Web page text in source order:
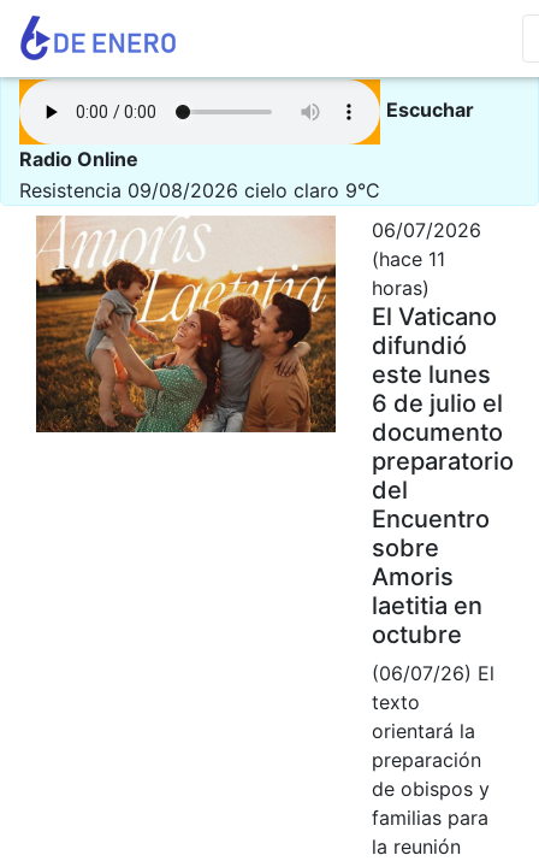
Escuchar
Radio Online
Resistencia 09/08/2026 cielo claro 9°C
06/07/2026
(hace 11
horas)
El Vaticano
difundió
este lunes
6 de julio el
documento
preparatorio
del
Encuentro
sobre
Amoris
laetitia en
octubre
(06/07/26) El
texto
orientará la
preparación
de obispos y
familias para
la reunión